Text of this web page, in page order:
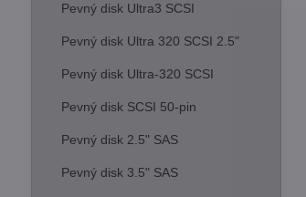
Pevný disk Ultra3 SCSI
Pevný disk Ultra 320 SCSI 2.5"
Pevný disk Ultra-320 SCSI
Pevný disk SCSI 50-pin
Pevný disk 2.5" SAS
Pevný disk 3.5" SAS